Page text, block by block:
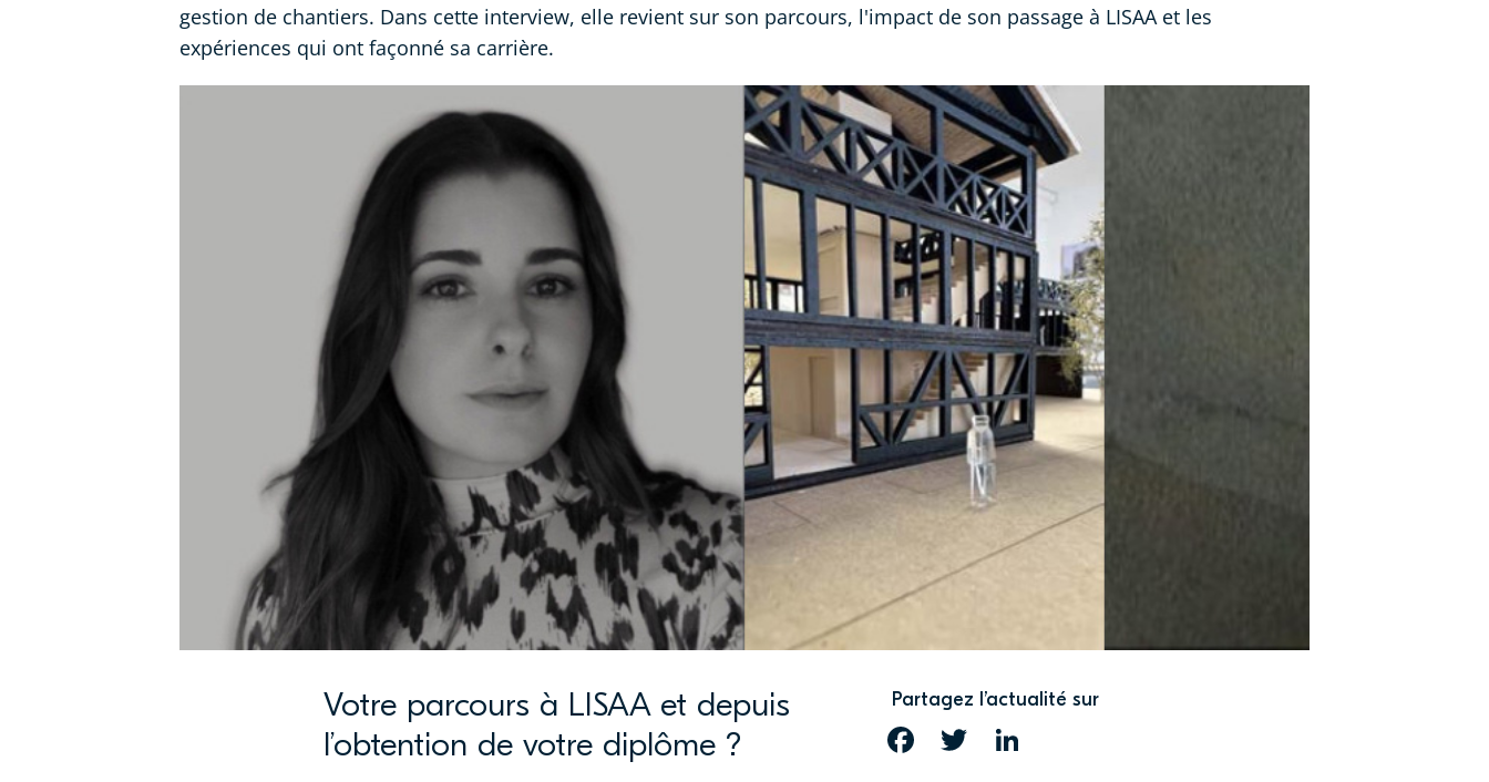
gestion de chantiers. Dans cette interview, elle revient sur son parcours, l'impact de son passage à LISAA et les
expériences qui ont façonné sa carrière.
Votre parcours à LISAA et depuis
l’obtention de votre diplôme ?
Partagez l’actualité sur
FACEBOOKTWITTER